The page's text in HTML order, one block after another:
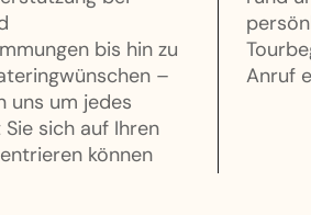
bis hin zu
–
uns um jedes
sich auf Ihren
können
Anruf